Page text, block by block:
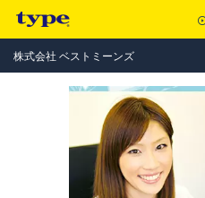
株式会社 ベストミーンズ